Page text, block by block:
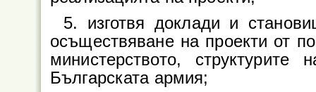
5. изготвя доклади и
осъществяване на проекти от
министерството,
Българската армия;